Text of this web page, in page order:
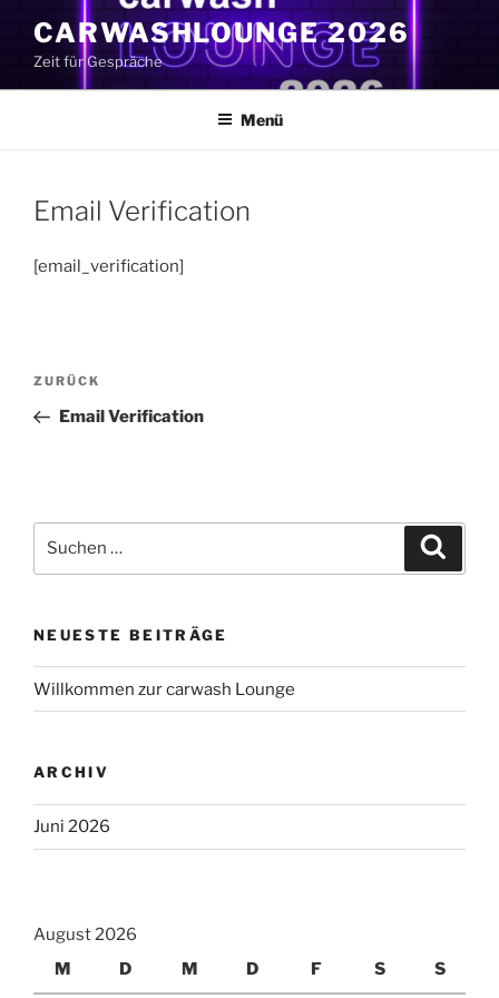
Inhalt
springen
CARWASHLOUNGE 2026
Zeit für Gespräche
Menü
Email Verification
[email_verification]
Beitragsnavigation
Vorheriger
Beitrag
ZURÜCK
Email Verification
nach:
NEUESTE BEITRÄGE
Willkommen zur carwash Lounge
ARCHIV
Juni 2026
August 2026
M
D M D F S S